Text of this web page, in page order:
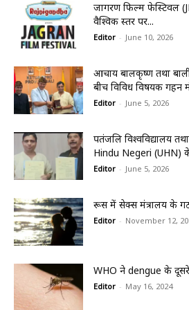
जागरण फिल्म फेस्टिवल
वैश्विक स्तर पर...
Editor - June 10, 2026
आचार्य बालकृष्ण तथा
बीच विविध विषयक गहन
Editor - June 5, 2026
पतंजलि विश्वविद्यालय
Hindu Negeri (UHN)
Editor - June 5, 2026
रूस में सेक्स मंत्रालय के
Editor - November 12,
WHO ने dengue के
Editor - May 16, 2024